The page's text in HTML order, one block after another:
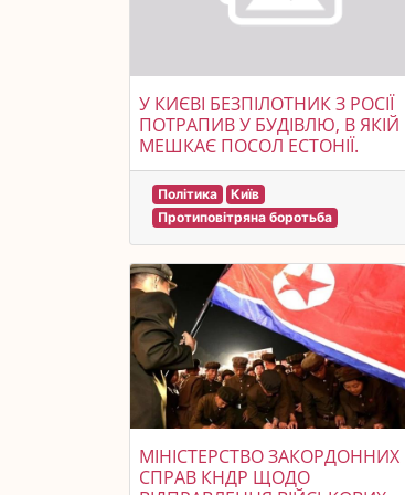
У КИЄВІ БЕЗПІЛОТНИК З РОСІЇ
ПОТРАПИВ У БУДІВЛЮ, В ЯКІЙ
МЕШКАЄ ПОСОЛ ЕСТОНІЇ.
Політика
Київ
Протиповітряна боротьба
МІНІСТЕРСТВО ЗАКОРДОННИХ
СПРАВ КНДР ЩОДО